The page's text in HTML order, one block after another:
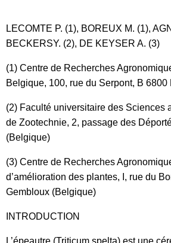
LECOMTE P. (1), BOREUX M. (1),
BECKERSY. (2), DE KEYSER A. (3)
(1) Centre de Recherches
Belgique, 100, rue du Serpont, B
(2) Faculté universitaire des Sciences
de Zootechnie, 2, passage des
(Belgique)
(3) Centre de Recherches
d’amélioration des plantes, I, rue du
Gembloux (Belgique)
INTRODUCTION
L’épeautre (Triticum spelta) est une